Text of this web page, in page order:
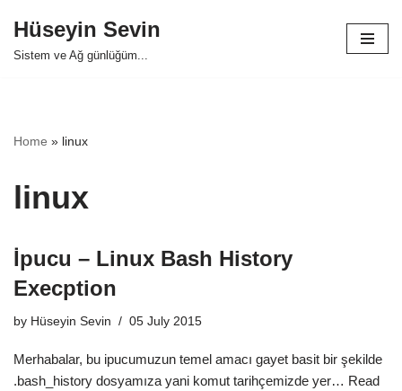
Skip
Hüseyin Sevin
Sistem ve Ağ günlüğüm...
Home » linux
linux
İpucu – Linux Bash History
Execption
by Hüseyin Sevin 05 July 2015
Merhabalar, bu ipucumuzun temel amacı gayet basit bir şekilde
.bash_history dosyamıza yani komut tarihçemizde yer… Read